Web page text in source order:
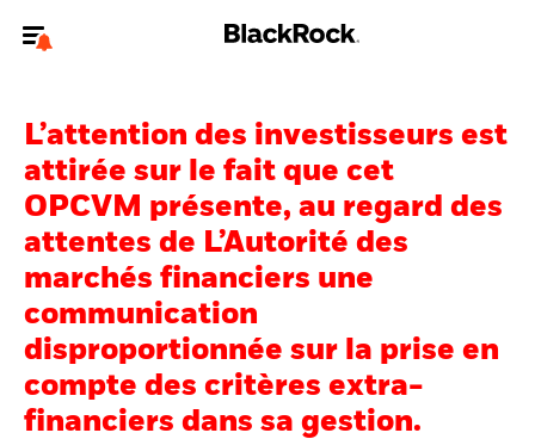
Pour accéder directement à un autre site BlackRock, veuillez mettre à
jourvotre type d'utilisateur
Nous connaître
Produits
Thèmes
Education
L’attention des investisseurs est
attirée sur le fait que cet
OPCVM présente, au regard des
attentes de L’Autorité des
marchés financiers une
communication
disproportionnée sur la prise en
compte des critères extra-
financiers dans sa gestion.